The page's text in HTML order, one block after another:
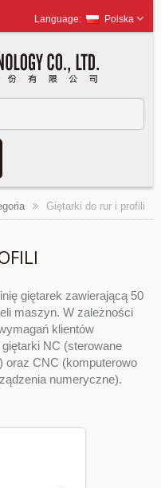
Polska
Giętarki do rur i profili
giętarek zawierającą 50
maszyn. W zależności
klientów
NC (sterowane
oraz CNC (komputerowo
numeryczne).